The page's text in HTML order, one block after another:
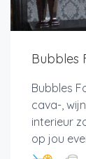
Bubbles
Bubbles
cava-,
interieur
op jou